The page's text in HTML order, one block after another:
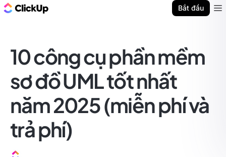
Bắt đầu
10 công cụ phần mềm
sơ đồ UML tốt nhất
năm 2025 (miễn phí và
trả phí)